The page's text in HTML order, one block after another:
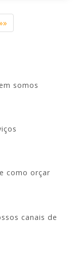
somos
como orçar
canais de